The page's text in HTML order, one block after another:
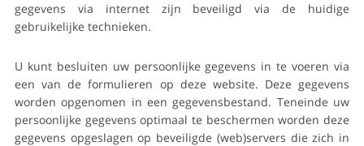
gegevens via internet zijn beveiligd via de huidige
gebruikelijke technieken.
U kunt besluiten uw persoonlijke gegevens in te voeren via
een van de formulieren op deze website. Deze gegevens
worden opgenomen in een gegevensbestand. Teneinde uw
persoonlijke gegevens optimaal te beschermen worden deze
gegevens opgeslagen op beveiligde (web)servers die zich in